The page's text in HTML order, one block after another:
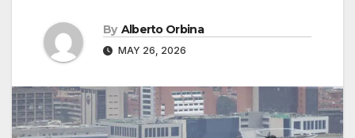
By Alberto Orbina
MAY 26, 2026